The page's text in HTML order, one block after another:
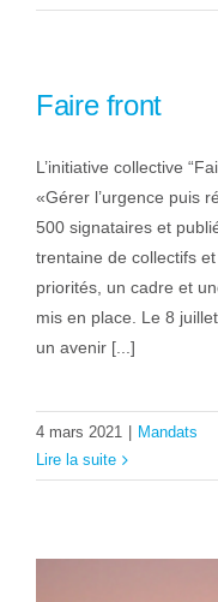
Faire front
L’initiative collective
«Gérer l’urgence puis
500 signataires et
trentaine de collectifs
priorités, un cadre et
mis en place. Le 8
un avenir [...]
4 mars 2021
Mandats
Lire la suite